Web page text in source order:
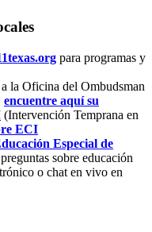
para programas y
la Oficina del Ombudsman
encuentre aquí su
(Intervención Temprana en
ECI
Especial de
sobre educación
o chat en vivo en